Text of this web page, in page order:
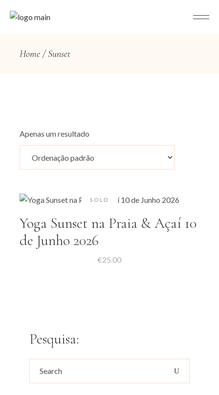
Home Sunset
Apenas um resultado
SOLD
Yoga Sunset na Praia & Açaí 10
de Junho 2026
€25.00
Pesquisa:
Search
for: